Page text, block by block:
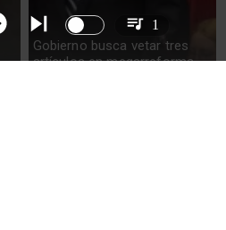
Gobierno busca vetar tres
artículos en megarreforma
1